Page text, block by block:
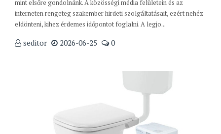
mint elsőre gondolnánk. A közösségi média felületein és az
interneten rengeteg szakember hirdeti szolgáltatásait, ezért nehéz
eldönteni, kihez érdemes időpontot foglalni. A legjo...
seditor 2026-06-25 0